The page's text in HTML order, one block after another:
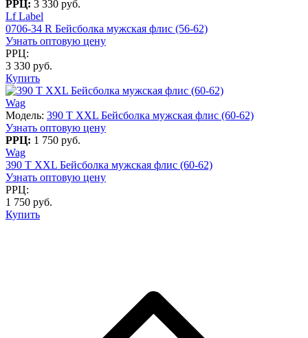
РРЦ: 3 330 руб.
Lf Label
0706-34 R Бейсболка мужская флис (56-62)
Узнать оптовую цену
РРЦ:
3 330 руб.
Купить
Wag
Модель: 390 T XXL Бейсболка мужская флис (60-62)
Узнать оптовую цену
РРЦ: 1 750 руб.
Wag
390 T XXL Бейсболка мужская флис (60-62)
Узнать оптовую цену
РРЦ:
1 750 руб.
Купить